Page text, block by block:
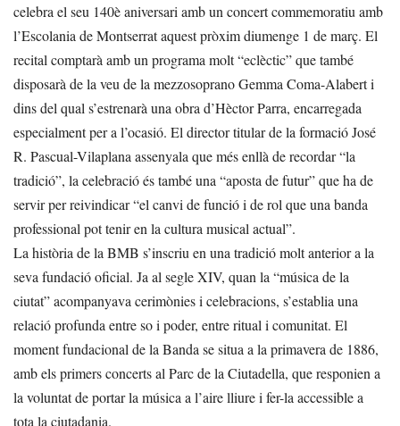
celebra el seu 140è aniversari amb un concert commemoratiu amb
l’Escolania de Montserrat aquest pròxim diumenge 1 de març. El
recital comptarà amb un programa molt “eclèctic” que també
disposarà de la veu de la mezzosoprano Gemma Coma-Alabert i
dins del qual s’estrenarà una obra d’Hèctor Parra, encarregada
especialment per a l’ocasió. El director titular de la formació José
R. Pascual-Vilaplana assenyala que més enllà de recordar “la
tradició”, la celebració és també una “aposta de futur” que ha de
servir per reivindicar “el canvi de funció i de rol que una banda
professional pot tenir en la cultura musical actual”.
La història de la BMB s’inscriu en una tradició molt anterior a la
seva fundació oficial. Ja al segle XIV, quan la “música de la
ciutat” acompanyava cerimònies i celebracions, s’establia una
relació profunda entre so i poder, entre ritual i comunitat. El
moment fundacional de la Banda se situa a la primavera de 1886,
amb els primers concerts al Parc de la Ciutadella, que responien a
la voluntat de portar la música a l’aire lliure i fer-la accessible a
tota la ciutadania.